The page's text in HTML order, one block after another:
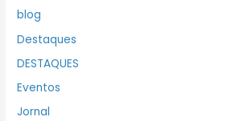
blog
Destaques
DESTAQUES
Eventos
Jornal